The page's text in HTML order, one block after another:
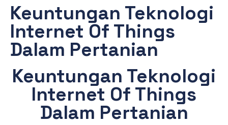
Keuntungan Teknologi
Internet Of Things
Dalam Pertanian
Keuntungan Teknologi
Internet Of Things
Dalam Pertanian